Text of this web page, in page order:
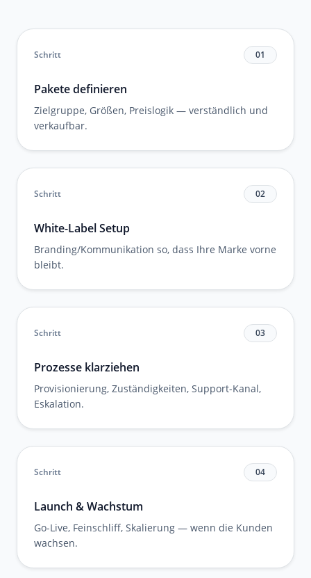
Schritt 01
Pakete definieren
Zielgruppe, Größen, Preislogik — verständlich und
verkaufbar.
Schritt 02
White-Label Setup
Branding/Kommunikation so, dass Ihre Marke vorne
bleibt.
Schritt 03
Prozesse klarziehen
Provisionierung, Zuständigkeiten, Support-Kanal,
Eskalation.
Schritt 04
Launch & Wachstum
Go-Live, Feinschliff, Skalierung — wenn die Kunden
wachsen.